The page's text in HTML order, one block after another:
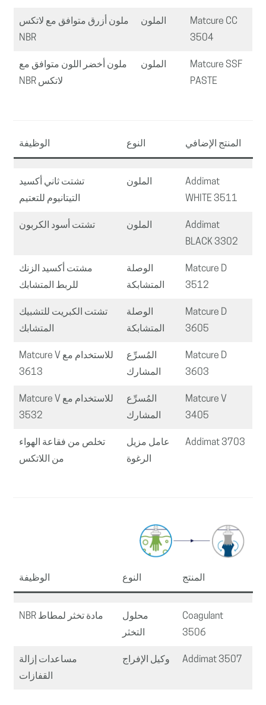
Matcure CC
3504
الملون
ملون أزرق متوافق مع لاتكس
NBR
Matcure SSF
PASTE
الملون
ملون أخضر اللون متوافق مع
لاتكس NBR
المنتج الإضافي النوع الوظيفة
Addimat
WHITE 3511
الملون
تشتت ثاني أكسيد
التيتانيوم للتعتيم
Addimat
BLACK 3302
الملون تشتت أسود الكربون
Matcure D
3512
الوصلة
المتشابكة
مشتت أكسيد الزنك
للربط المتشابك
Matcure D
3605
الوصلة
المتشابكة
تشتت الكبريت للتشبيك
المتشابك
Matcure D
3603
المُسرِّع
المشارك
للاستخدام مع Matcure V
3613
Matcure V
3405
المُسرِّع
المشارك
للاستخدام مع Matcure V
3532
Addimat 3703
عامل مزيل
الرغوة
تخلص من فقاعة الهواء
من اللاتكس
المنتج النوع الوظيفة
Coagulant
3506
محلول
التخثر
مادة تخثر لمطاط NBR
Addimat 3507 وكيل الإفراج
مساعدات إزالة
القفازات